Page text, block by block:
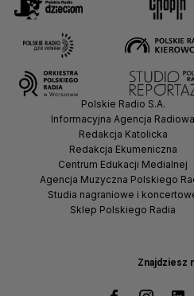
Znajdziesz
Polskie Radio S.A.
Informacyjna Agencja Radiowa
Redakcja Katolicka
Redakcja Ekumeniczna
Centrum Edukacji Medialnej
Agencja Muzyczna Polskiego
Studia nagraniowe i
Sklep Polskiego Radia